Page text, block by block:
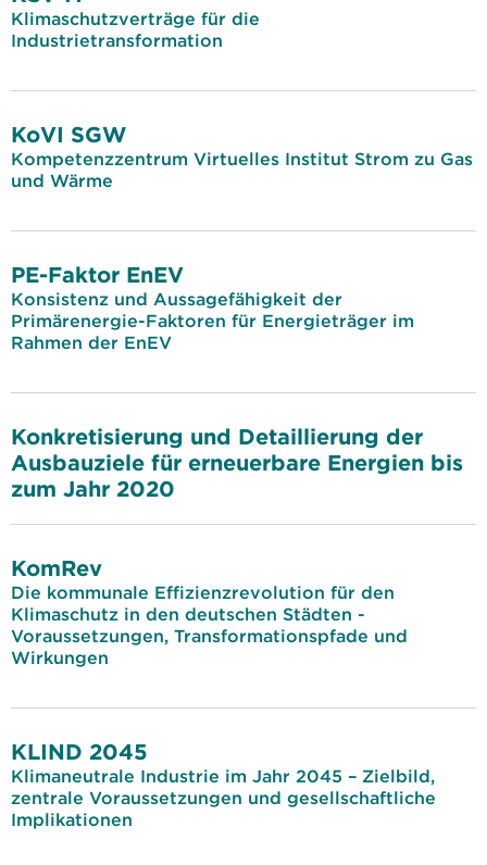
Klimaschutzverträge für die
Industrietransformation
KoVI SGW
Kompetenzzentrum Virtuelles Institut Strom zu Gas
und Wärme
PE-Faktor EnEV
Konsistenz und Aussagefähigkeit der
Primärenergie-Faktoren für Energieträger im
Rahmen der EnEV
Konkretisierung und Detaillierung der
Ausbauziele für erneuerbare Energien bis
zum Jahr 2020
KomRev
Die kommunale Effizienzrevolution für den
Klimaschutz in den deutschen Städten -
Voraussetzungen, Transformationspfade und
Wirkungen
KLIND 2045
Klimaneutrale Industrie im Jahr 2045 – Zielbild,
zentrale Voraussetzungen und gesellschaftliche
Implikationen